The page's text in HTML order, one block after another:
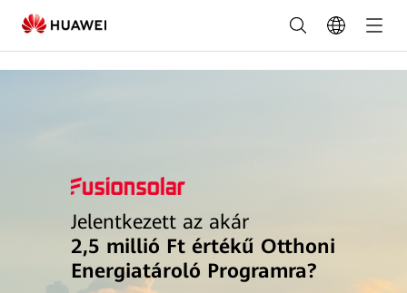
Lakossági
okos
HUAWEI
Smart
Jelentkezett az akár
2,5 millió Ft értékű Otthoni
Energiatároló Programra?